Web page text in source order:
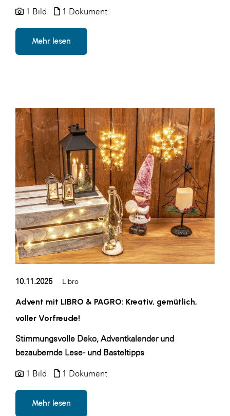
1 Bild 1 Dokument
Mehr lesen
10.11.2025 Libro
Advent mit LIBRO & PAGRO: Kreativ, gemütlich,
voller Vorfreude!
Stimmungsvolle Deko, Adventkalender und
bezaubernde Lese- und Basteltipps
1 Bild 1 Dokument
Mehr lesen